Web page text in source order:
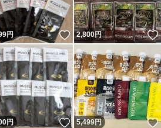
ね！
円 いいね！
2,800円
！
円 いいね！
5,499円